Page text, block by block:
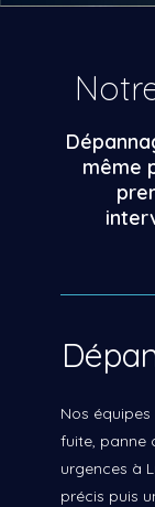
même
Nos
fuite, panne
urgences à
précis puis